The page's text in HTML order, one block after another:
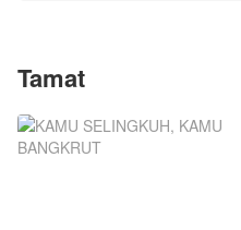
Tamat